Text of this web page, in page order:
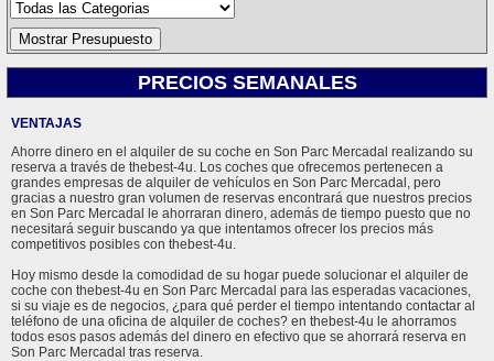
PRECIOS SEMANALES
VENTAJAS
Ahorre dinero en el alquiler de su coche en Son Parc Mercadal realizando su
reserva a través de thebest-4u. Los coches que ofrecemos pertenecen a
grandes empresas de alquiler de vehículos en Son Parc Mercadal, pero
gracias a nuestro gran volumen de reservas encontrará que nuestros precios
en Son Parc Mercadal le ahorraran dinero, además de tiempo puesto que no
necesitará seguir buscando ya que intentamos ofrecer los precios más
competitivos posibles con thebest-4u.
Hoy mismo desde la comodidad de su hogar puede solucionar el alquiler de
coche con thebest-4u en Son Parc Mercadal para las esperadas vacaciones,
si su viaje es de negocios, ¿para qué perder el tiempo intentando contactar al
teléfono de una oficina de alquiler de coches? en thebest-4u le ahorramos
todos esos pasos además del dinero en efectivo que se ahorrará reserva en
Son Parc Mercadal tras reserva.